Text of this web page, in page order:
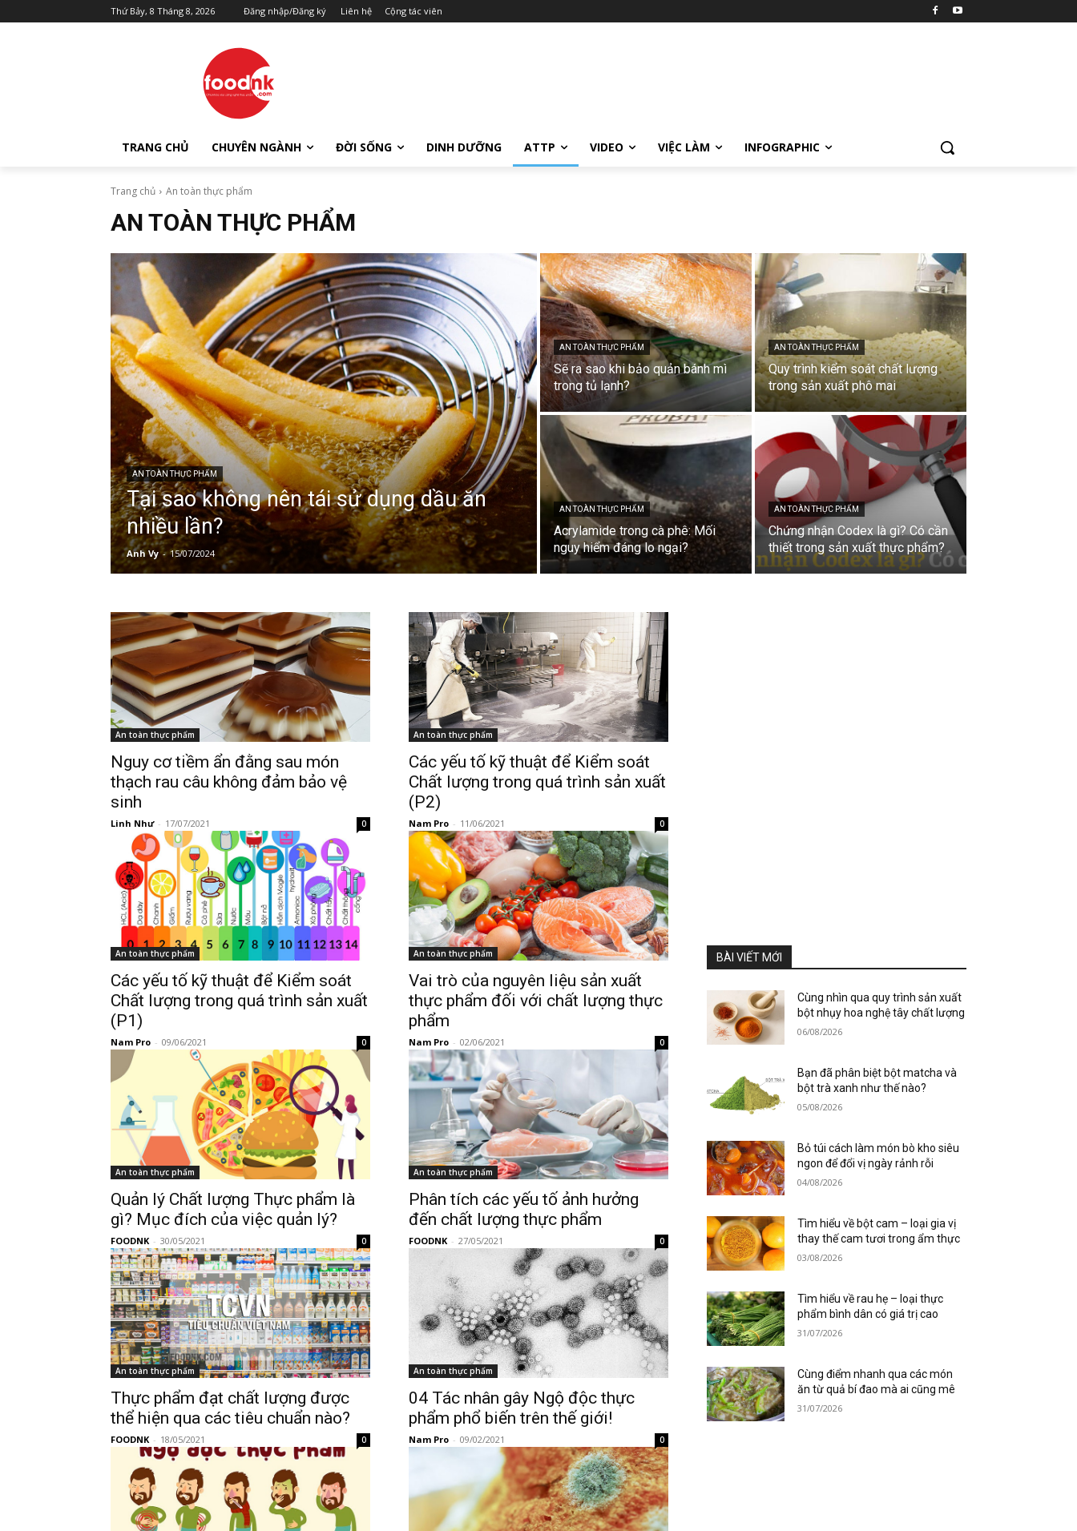
Thứ Bảy, 8 Tháng 8, 2026 Đăng nhập/Đăng ký Liên hệ Cộng tác viên
TRANG CHỦ CHUYÊN NGÀNH ĐỜI SỐNG DINH DƯỠNG ATTP VIDEO VIỆC LÀM INFOGRAPHIC
Trang chủ An toàn thực phẩm
AN TOÀN THỰC PHẨM
AN TOÀN THỰC PHẨM
Tại sao không nên tái sử dụng dầu ăn
nhiều lần?
Anh Vy - 15/07/2024
AN TOÀN THỰC PHẨM
Sẽ ra sao khi bảo quản bánh mì
trong tủ lạnh?
AN TOÀN THỰC PHẨM
Quy trình kiểm soát chất lượng
trong sản xuất phô mai
AN TOÀN THỰC PHẨM
Acrylamide trong cà phê: Mối
nguy hiểm đáng lo ngại?
AN TOÀN THỰC PHẨM
Chứng nhận Codex là gì? Có cần
thiết trong sản xuất thực phẩm?
An toàn thực phẩm
Nguy cơ tiềm ẩn đằng sau món
thạch rau câu không đảm bảo vệ
sinh
Linh Như - 17/07/2021 0
An toàn thực phẩm
Các yếu tố kỹ thuật để Kiểm soát
Chất lượng trong quá trình sản xuất
(P2)
Nam Pro - 11/06/2021 0
An toàn thực phẩm
Các yếu tố kỹ thuật để Kiểm soát
Chất lượng trong quá trình sản xuất
(P1)
Nam Pro - 09/06/2021 0
An toàn thực phẩm
Vai trò của nguyên liệu sản xuất
thực phẩm đối với chất lượng thực
phẩm
Nam Pro - 02/06/2021 0
An toàn thực phẩm
Quản lý Chất lượng Thực phẩm là
gì? Mục đích của việc quản lý?
FOODNK - 30/05/2021 0
An toàn thực phẩm
Phân tích các yếu tố ảnh hưởng
đến chất lượng thực phẩm
FOODNK - 27/05/2021 0
An toàn thực phẩm
Thực phẩm đạt chất lượng được
thể hiện qua các tiêu chuẩn nào?
FOODNK - 18/05/2021 0
An toàn thực phẩm
04 Tác nhân gây Ngộ độc thực
phẩm phổ biến trên thế giới!
Nam Pro - 09/02/2021 0
BÀI VIẾT MỚI
Cùng nhìn qua quy trình sản xuất
bột nhụy hoa nghệ tây chất lượng
06/08/2026
Bạn đã phân biệt bột matcha và
bột trà xanh như thế nào?
05/08/2026
Bỏ túi cách làm món bò kho siêu
ngon để đổi vị ngày rảnh rỗi
04/08/2026
Tìm hiểu về bột cam – loại gia vị
thay thế cam tươi trong ẩm thực
03/08/2026
Tìm hiểu về rau hẹ – loại thực
phẩm bình dân có giá trị cao
31/07/2026
Cùng điểm nhanh qua các món
ăn từ quả bí đao mà ai cũng mê
31/07/2026